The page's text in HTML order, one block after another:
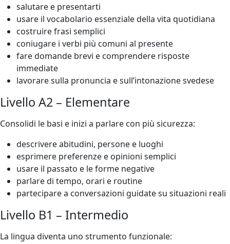
salutare e presentarti
usare il vocabolario essenziale della vita quotidiana
costruire frasi semplici
coniugare i verbi più comuni al presente
fare domande brevi e comprendere risposte
immediate
lavorare sulla pronuncia e sull’intonazione svedese
Livello A2 – Elementare
Consolidi le basi e inizi a parlare con più sicurezza:
descrivere abitudini, persone e luoghi
esprimere preferenze e opinioni semplici
usare il passato e le forme negative
parlare di tempo, orari e routine
partecipare a conversazioni guidate su situazioni reali
Livello B1 – Intermedio
La lingua diventa uno strumento funzionale: